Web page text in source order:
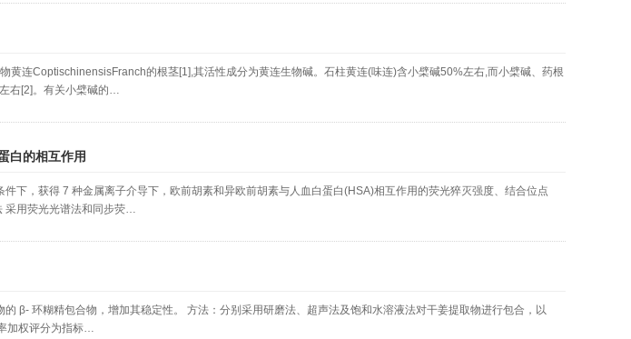
黄连CoptischinensisFranch的根茎[1],其活性成分为黄连生物碱。石柱黄连(味连)含小檗碱50%左右,而小檗碱、药根
右[2]。有关小檗碱的…
白的相互作用
下，获得 7 种金属离子介导下，欧前胡素和异欧前胡素与人血白蛋白(HSA)相互作用的荧光猝灭强度、结合位点
采用荧光光谱法和同步荧…
β- 环糊精包合物，增加其稳定性。 方法：分别采用研磨法、超声法及饱和水溶液法对干姜提取物进行包合，以
加权评分为指标…